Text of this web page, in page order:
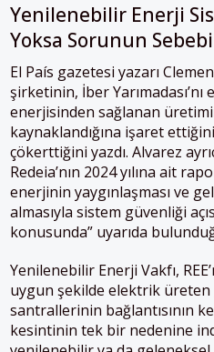
Yenilenebilir Enerji
Yoksa Sorunun
El País gazetesi yazarı
şirketinin, İber
enerjisinden sağlanan
kaynaklandığına işaret
çökerttiğini yazdı. Alvarez
Redeia’nın 2024 yılına ait
enerjinin yaygınlaşması ve
almasıyla sistem güvenliği
konusunda” uyarıda
Yenilenebilir Enerji Vakfı,
uygun şekilde elektrik
santrallerinin bağlantısının
kesintinin tek bir nedenine